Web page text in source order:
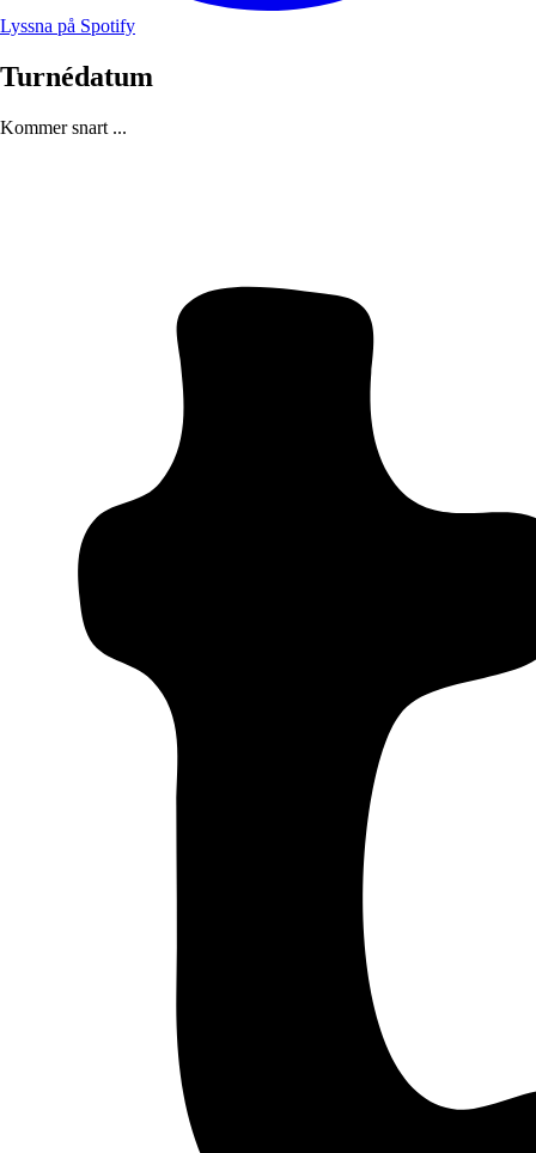
Lyssna på Spotify
Turnédatum
Kommer snart ...